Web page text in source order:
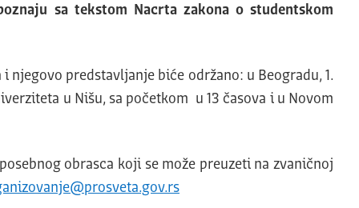
sa tekstom Nacrta zakona o studentskom
predstavljanje biće održano: u Beogradu, 1.
u Nišu, sa početkom u 13 časova i u Novom
obrasca koji se može preuzeti na zvaničnoj